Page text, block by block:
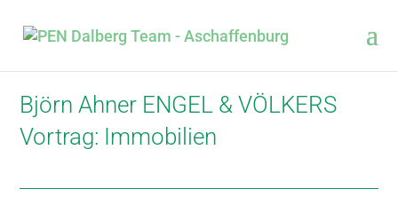
Björn Ahner ENGEL & VÖLKERS
Vortrag: Immobilien